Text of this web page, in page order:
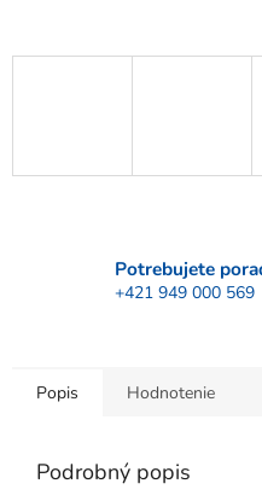
Potrebujete
+421 949 000 569
Popis Hodnotenie
Podrobný popis